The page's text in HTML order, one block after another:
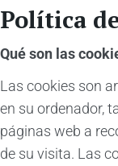
Política
Qué son las
Las cookies son
en su ordenador,
páginas web a
de su visita. Las